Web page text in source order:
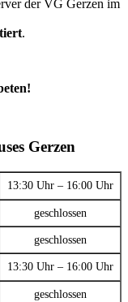
der VG Gerzen im
.
Gerzen
13:30 Uhr – 16:00 Uhr
geschlossen
geschlossen
13:30 Uhr – 16:00 Uhr
geschlossen